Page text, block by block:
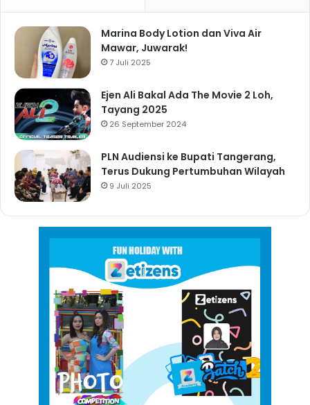
Marina Body Lotion dan Viva Air
Mawar, Juwarak!
7 Juli 2025
Ejen Ali Bakal Ada The Movie 2 Loh,
Tayang 2025
26 September 2024
PLN Audiensi ke Bupati Tangerang,
Terus Dukung Pertumbuhan Wilayah
9 Juli 2025